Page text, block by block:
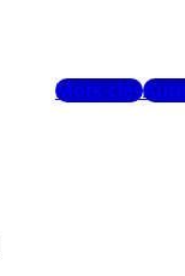
Mots-clés